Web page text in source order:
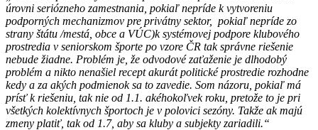
úrovni seriózneho zamestnania, pokiaľ nepríde k vytvoreniu
podporných mechanizmov pre privátny sektor, pokiaľ nepríde zo
strany štátu /mestá, obce a VÚC)k systémovej podpore klubového
prostredia v seniorskom športe po vzore ČR tak správne riešenie
nebude žiadne. Problém je, že odvodové zaťaženie je dlhodobý
problém a nikto nenašiel recept akurát politické prostredie rozhodne
kedy a za akých podmienok sa to zavedie. Som názoru, pokiaľ má
prísť k riešeniu, tak nie od 1.1. akéhokoľvek roku, pretože to je pri
všetkých kolektívnych športoch je v polovici sezóny. Takže ak majú
zmeny platiť, tak od 1.7, aby sa kluby a subjekty zariadili.“